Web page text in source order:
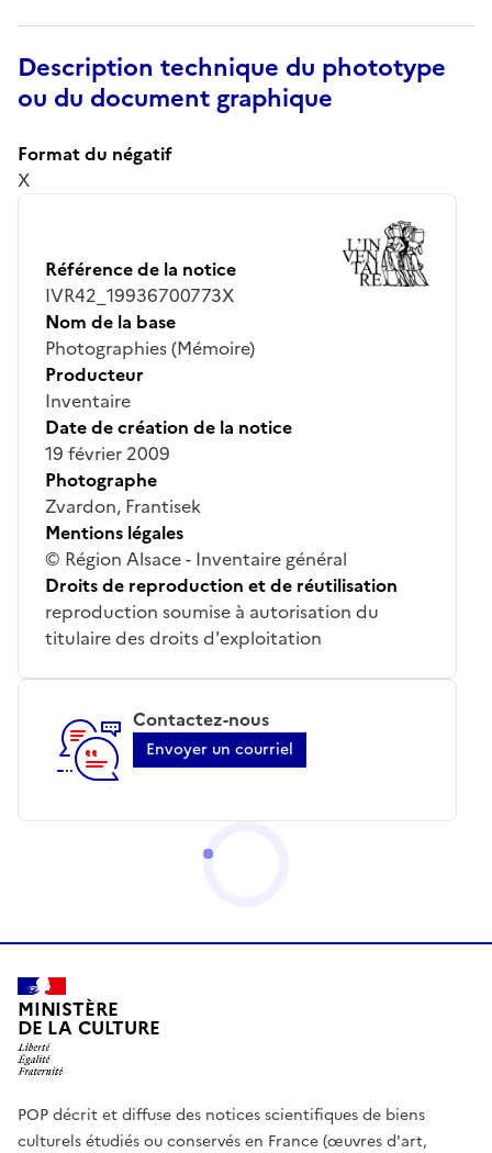
Description technique du phototype
ou du document graphique
Format du négatif
X
Référence de la notice
IVR42_19936700773X
Nom de la base
Photographies (Mémoire)
Producteur
Inventaire
Date de création de la notice
19 février 2009
Photographe
Zvardon, Frantisek
Mentions légales
© Région Alsace - Inventaire général
Droits de reproduction et de réutilisation
reproduction soumise à autorisation du
titulaire des droits d'exploitation
Contactez-nous
Envoyer un courriel
MINISTÈRE
DE LA CULTURE
POP décrit et diffuse des notices scientifiques de biens
culturels étudiés ou conservés en France (œuvres d'art,